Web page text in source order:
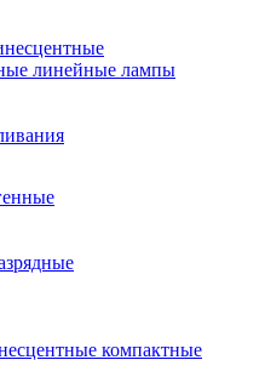
линейные лампы
компактные